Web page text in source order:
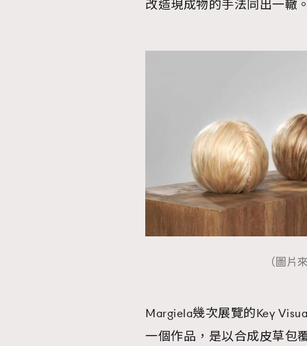
改造現成物的手法同出一轍
（圖片
Margiela幾次展覽的Key
一個作品，是以合成皮草包